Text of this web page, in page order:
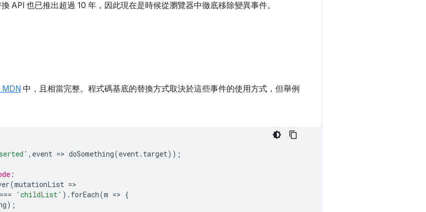
API 也已推出超過 10 年，因此現在是時候從瀏覽器中徹底移除變異事件。
MDN 中，且相當完整。程式碼基底的替換方式取決於這些事件的使用方式，但舉例
, event => doSomething(event. target));
(mutationList =>
=== 'childList' ). forEach(m => {
);